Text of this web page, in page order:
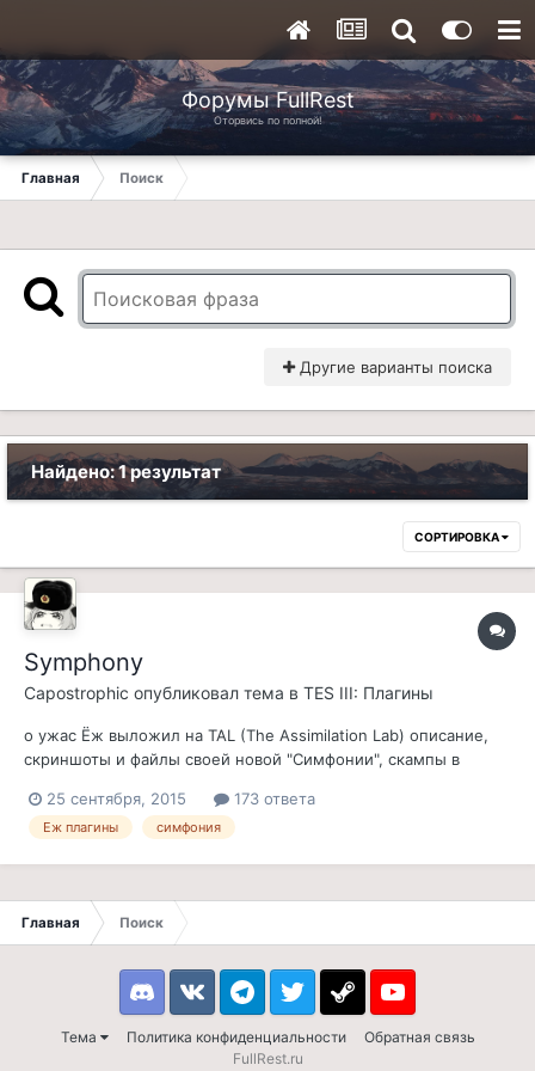
Форумы FullRest
Оторвись по полной!
Главная Поиск
Другие варианты поиска
Найдено: 1 результат
СОРТИРОВКА
Symphony
Capostrophic опубликовал тема в TES III: Плагины
о ужас Ёж выложил на TAL (The Assimilation Lab) описание,
скриншоты и файлы своей новой "Симфонии", скампы в
инглише прилагаются. Пипл схавал и просит ещё. Эх-х. Суть
в том, что он объединил все свои сюиты из скампов-
25 сентября, 2015 173 ответа
Еж плагины симфония
Главная Поиск
Тема Политика конфиденциальности Обратная связь
DiscordVK TelegramTwitter Steam Youtube
FullRest.ru